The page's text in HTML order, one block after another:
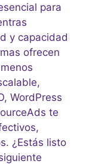
para
y capacidad
ofrecen
WordPress
te
¿Estás listo